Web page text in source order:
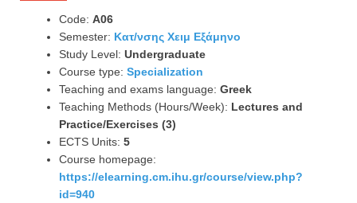
Code: Α06
Semester: Κατ/νσης Χειμ Εξάμηνο
Study Level: Undergraduate
Course type: Specialization
Teaching and exams language: Greek
Teaching Methods (Hours/Week): Lectures and
Practice/Exercises (3)
ECTS Units: 5
Course homepage:
https://elearning.cm.ihu.gr/course/view.php?
id=940